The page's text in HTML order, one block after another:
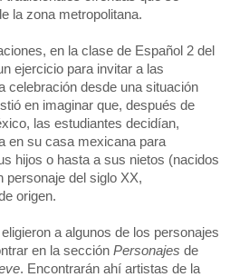
la zona metropolitana.
en la clase de Español 2 del
ejercicio para invitar a las
celebración desde una situación
en imaginar que, después de
las estudiantes decidían,
en su casa mexicana para
hijos o hasta a sus nietos (nacidos
personaje del siglo XX,
origen.
a algunos de los personajes
en la sección Personajes de
. Encontrarán ahí artistas de la